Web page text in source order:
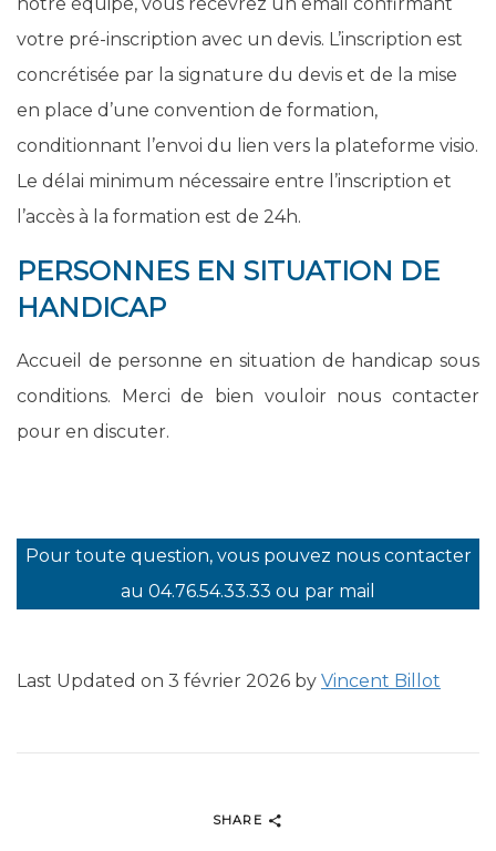
votre pré-inscription avec un devis. L’inscription est
concrétisée par la signature du devis et de la mise
en place d’une convention de formation,
conditionnant l’envoi du lien vers la plateforme visio.
Le délai minimum nécessaire entre l’inscription et
l’accès à la formation est de 24h.
PERSONNES EN SITUATION DE
HANDICAP
Accueil de personne en situation de handicap sous
conditions. Merci de bien vouloir nous contacter
pour en discuter.
Pour toute question, vous pouvez nous contacter
au 04.76.54.33.33 ou par mail
Last Updated on 3 février 2026 by Vincent Billot
SHARE